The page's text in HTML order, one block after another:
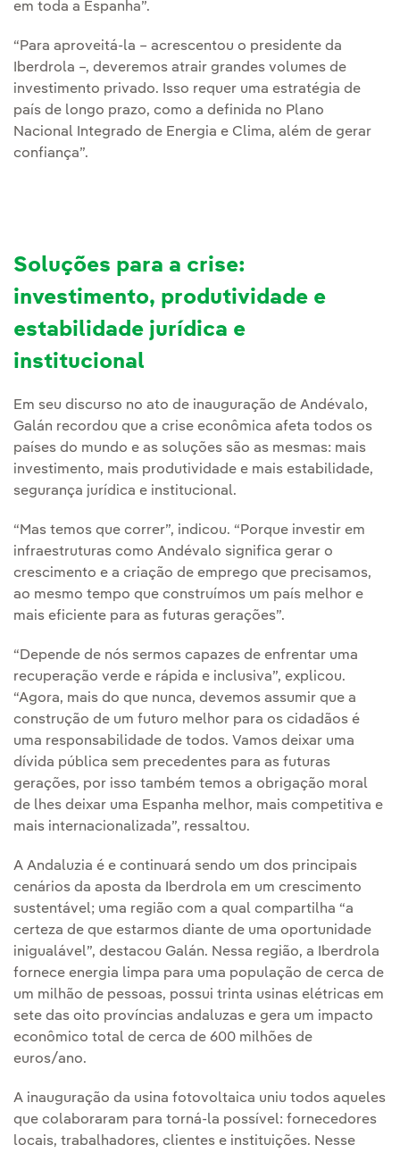
em toda a Espanha”.
“Para aproveitá-la – acrescentou o presidente da
Iberdrola –, deveremos atrair grandes volumes de
investimento privado. Isso requer uma estratégia de
país de longo prazo, como a definida no Plano
Nacional Integrado de Energia e Clima, além de gerar
confiança”.
Soluções para a crise:
investimento, produtividade e
estabilidade jurídica e
institucional
Em seu discurso no ato de inauguração de Andévalo,
Galán recordou que a crise econômica afeta todos os
países do mundo e as soluções são as mesmas: mais
investimento, mais produtividade e mais estabilidade,
segurança jurídica e institucional.
“Mas temos que correr”, indicou. “Porque investir em
infraestruturas como Andévalo significa gerar o
crescimento e a criação de emprego que precisamos,
ao mesmo tempo que construímos um país melhor e
mais eficiente para as futuras gerações”.
“Depende de nós sermos capazes de enfrentar uma
recuperação verde e rápida e inclusiva”, explicou.
“Agora, mais do que nunca, devemos assumir que a
construção de um futuro melhor para os cidadãos é
uma responsabilidade de todos. Vamos deixar uma
dívida pública sem precedentes para as futuras
gerações, por isso também temos a obrigação moral
de lhes deixar uma Espanha melhor, mais competitiva e
mais internacionalizada”, ressaltou.
A Andaluzia é e continuará sendo um dos principais
cenários da aposta da Iberdrola em um crescimento
sustentável; uma região com a qual compartilha “a
certeza de que estarmos diante de uma oportunidade
inigualável”, destacou Galán. Nessa região, a Iberdrola
fornece energia limpa para uma população de cerca de
um milhão de pessoas, possui trinta usinas elétricas em
sete das oito províncias andaluzas e gera um impacto
econômico total de cerca de 600 milhões de
euros/ano.
A inauguração da usina fotovoltaica uniu todos aqueles
que colaboraram para torná-la possível: fornecedores
locais, trabalhadores, clientes e instituições. Nesse